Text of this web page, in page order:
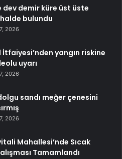
dev demir küre üst üste
bulundu
2026
yangın riskine
uyarı
2026
sandı meğer çenesini
2026
Mahallesi’nde Sıcak
Tamamlandı